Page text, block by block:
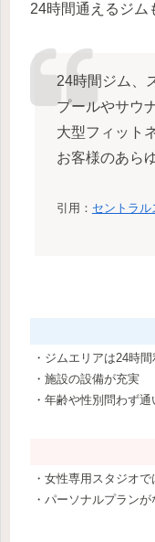
24時間通えるジム
24時間ジム、
プールやサウ
大型フィット
お客様のあら
引用： セントラル
・ジムエリアは24時
・施設の設備が充実
・年齢や性別問わず
・女性専用スタジオ
・パーソナルプランが